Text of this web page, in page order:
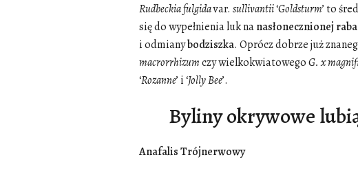
Rudbeckiafulgidavar. sullivantii‘Goldsturm’ to
się do wypełnienia luk nanasłonecznionej
i odmianybodziszka. Oprócz dobrze już
macrorrhizumczy wielkokwiatowegoG. x
‘Rozanne’ i ‘JollyBee’.
Byliny okrywowe
Anafalis Trójnerwowy